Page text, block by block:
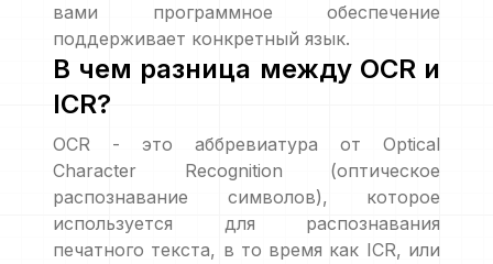
вами программное обеспечение
поддерживает конкретный язык.
В чем разница между OCR и
ICR?
OCR - это аббревиатура от Optical
Character Recognition (оптическое
распознавание символов), которое
используется для распознавания
печатного текста, в то время как ICR, или